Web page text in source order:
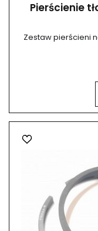
Pierścienie
Zestaw pierścieni